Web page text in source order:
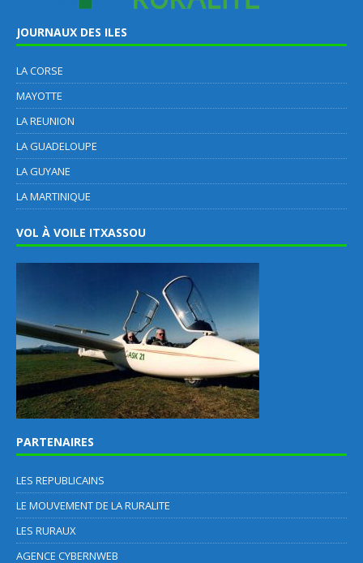
JOURNAUX DES ILES
LA CORSE
MAYOTTE
LA REUNION
LA GUADELOUPE
LA GUYANE
LA MARTINIQUE
VOL À VOILE ITXASSOU
PARTENAIRES
LES REPUBLICAINS
LE MOUVEMENT DE LA RURALITE
LES RURAUX
AGENCE CYBERNWEB